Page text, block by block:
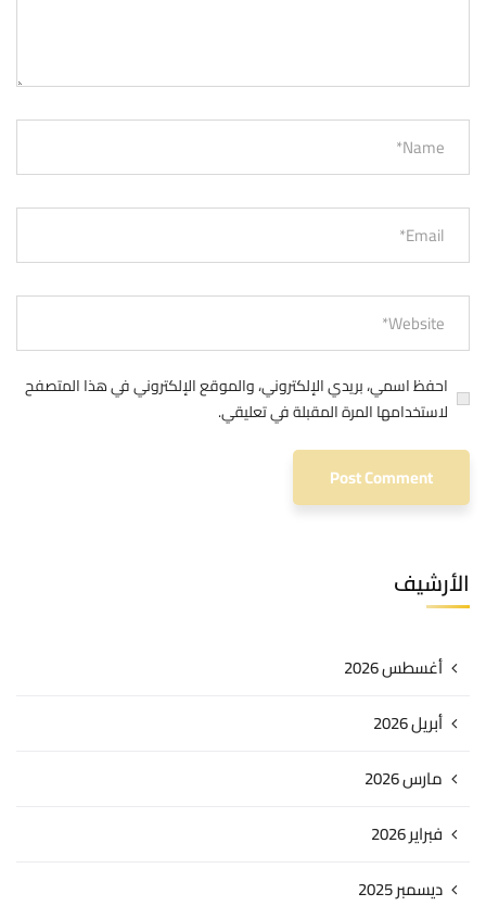
احفظ اسمي، بريدي الإلكتروني، والموقع الإلكتروني في هذا المتصفح
لاستخدامها المرة المقبلة في تعليقي.
الأرشيف
أغسطس 2026
أبريل 2026
مارس 2026
فبراير 2026
ديسمبر 2025